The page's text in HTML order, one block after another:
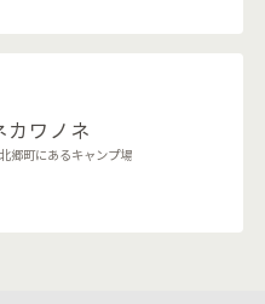
カワノネ
郷町にあるキャンプ場